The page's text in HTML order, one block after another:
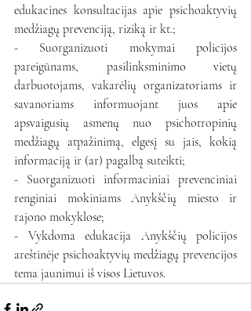
edukacines konsultacijas apie psichoaktyvių
medžiagų prevenciją, riziką ir kt.;
- Suorganizuoti mokymai policijos
pareigūnams, pasilinksminimo vietų
darbuotojams, vakarėlių organizatoriams ir
savanoriams informuojant juos apie
apsvaigusių asmenų nuo psichotropinių
medžiagų atpažinimą, elgesį su jais, kokią
informaciją ir (ar) pagalbą suteikti;
- Suorganizuoti informaciniai prevenciniai
renginiai mokiniams Anykščių miesto ir
rajono mokyklose;
- Vykdoma edukacija Anykščių policijos
areštinėje psichoaktyvių medžiagų prevencijos
tema jaunimui iš visos Lietuvos.